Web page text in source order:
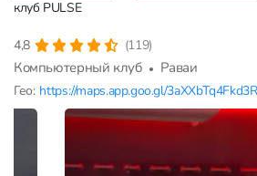
клуб PULSE
4,8 (119)
Компьютерный клуб Раваи
Гео: https://maps.app.goo.gl/